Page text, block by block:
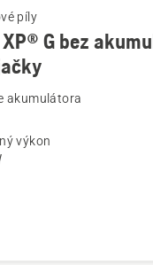
píly
G bez
akumulátora
výkon